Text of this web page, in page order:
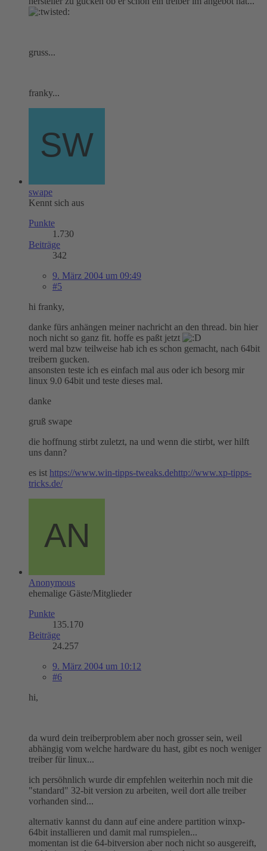
gruss...
franky...
swape
Kennt sich aus
Punkte
1.730
Beiträge
342
9. März 2004 um 09:49
#5
hi franky,
danke fürs anhängen meiner nachricht an den thread. bin hier
noch nicht so ganz fit. hoffe es paßt jetzt
werd mal bzw teilweise hab ich es schon gemacht, nach 64bit
treibern gucken.
ansonsten teste ich es einfach mal aus oder ich besorg mir
linux 9.0 64bit und teste dieses mal.
danke
gruß swape
die hoffnung stirbt zuletzt, na und wenn die stirbt, wer hilft
uns dann?
es ist https://www.win-tipps-tweaks.dehttp://www.xp-tipps-
tricks.de/
Anonymous
ehemalige Gäste/Mitglieder
Punkte
135.170
Beiträge
24.257
9. März 2004 um 10:12
#6
hi,
da wurd dein treiberproblem aber noch grosser sein, weil
abhängig vom welche hardware du hast, gibt es noch weniger
treiber für linux...
ich persöhnlich wurde dir empfehlen weiterhin noch mit die
"standard" 32-bit version zu arbeiten, weil dort alle treiber
vorhanden sind...
alternativ kannst du dann auf eine andere partition winxp-
64bit installieren und damit mal rumspielen...
momentan ist die 64-bitversion aber noch nicht so ausgereift,